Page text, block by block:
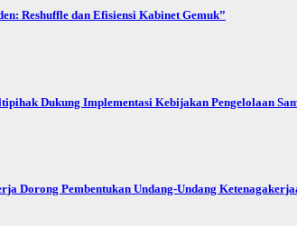
Reshuffle dan Efisiensi Kabinet Gemuk”
Dukung Implementasi Kebijakan Pengelolaan
Dorong Pembentukan Undang-Undang